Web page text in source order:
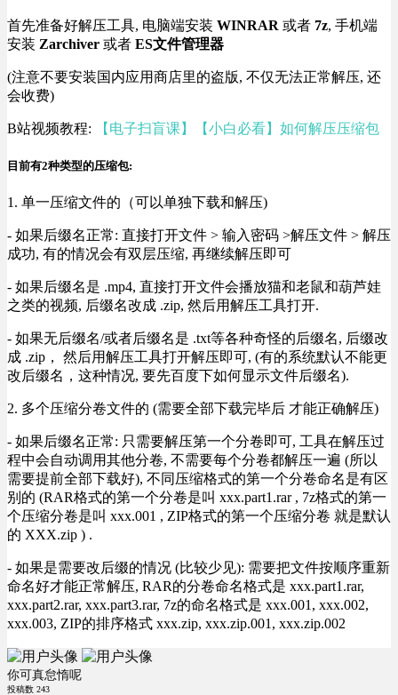
首先准备好解压工具, 电脑端安装 WINRAR 或者 7z, 手机端
安装 Zarchiver 或者 ES文件管理器
(注意不要安装国内应用商店里的盗版, 不仅无法正常解压, 还
会收费)
B站视频教程: 【电子扫盲课】【小白必看】如何解压压缩包
目前有2种类型的压缩包:
1. 单一压缩文件的（可以单独下载和解压)
- 如果后缀名正常: 直接打开文件 > 输入密码 >解压文件 > 解压
成功, 有的情况会有双层压缩, 再继续解压即可
- 如果后缀名是 .mp4, 直接打开文件会播放猫和老鼠和葫芦娃
之类的视频, 后缀名改成 .zip, 然后用解压工具打开.
- 如果无后缀名/或者后缀名是 .txt等各种奇怪的后缀名, 后缀改
成 .zip， 然后用解压工具打开解压即可, (有的系统默认不能更
改后缀名，这种情况, 要先百度下如何显示文件后缀名).
2. 多个压缩分卷文件的 (需要全部下载完毕后 才能正确解压)
- 如果后缀名正常: 只需要解压第一个分卷即可, 工具在解压过
程中会自动调用其他分卷, 不需要每个分卷都解压一遍 (所以
需要提前全部下载好), 不同压缩格式的第一个分卷命名是有区
别的 (RAR格式的第一个分卷是叫 xxx.part1.rar , 7z格式的第一
个压缩分卷是叫 xxx.001 , ZIP格式的第一个压缩分卷 就是默认
的 XXX.zip ) .
- 如果是需要改后缀的情况 (比较少见): 需要把文件按顺序重新
命名好才能正常解压, RAR的分卷命名格式是 xxx.part1.rar,
xxx.part2.rar, xxx.part3.rar, 7z的命名格式是 xxx.001, xxx.002,
xxx.003, ZIP的排序格式 xxx.zip, xxx.zip.001, xxx.zip.002
你可真怠惰呢
投稿数 243